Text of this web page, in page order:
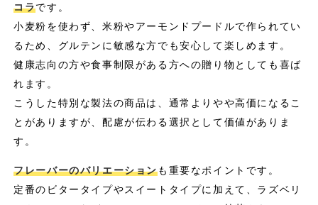
コラです。
小麦粉を使わず、米粉やアーモンドプードルで作られてい
るため、グルテンに敏感な方でも安心して楽しめます。
健康志向の方や食事制限がある方への贈り物としても喜ば
れます。
こうした特別な製法の商品は、通常よりやや高価になるこ
とがありますが、配慮が伝わる選択として価値がありま
す。
フレーバーのバリエーションも重要なポイントです。
定番のビタータイプやスイートタイプに加えて、ラズベリ